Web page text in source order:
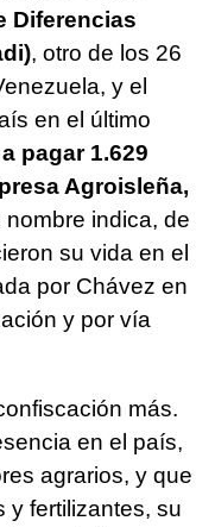
Diferencias
, otro de los 26
y el
en el último
pagar 1.629
Agroisleña,
nombre indica, de
su vida en el
por Chávez en
y por vía
más.
en el país,
agrarios, y que
y fertilizantes, su